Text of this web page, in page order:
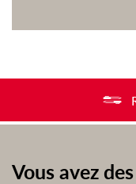
Vous avez